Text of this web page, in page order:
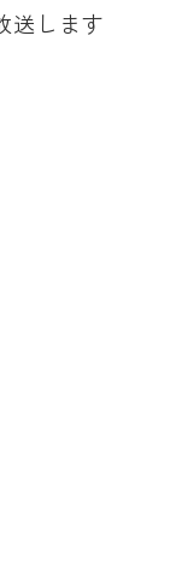
送します